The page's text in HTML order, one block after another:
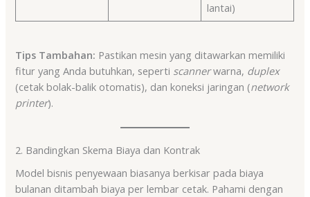
lantai)
Tips Tambahan: Pastikan mesin yang ditawarkan memiliki
fitur yang Anda butuhkan, seperti scannerwarna, duplex
(cetak bolak-balik otomatis), dan koneksi jaringan (network
printer).
2. Bandingkan Skema Biaya dan Kontrak
Model bisnis penyewaan biasanya berkisar pada biaya
bulanan ditambah biaya per lembar cetak. Pahami dengan